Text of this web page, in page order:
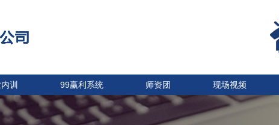
训 99赢利系统 师资团 现场视频